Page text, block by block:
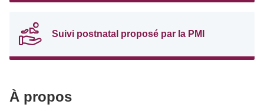
Suivi postnatal proposé par la PMI
À propos